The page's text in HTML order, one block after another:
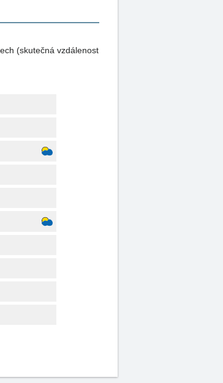
(skutečná vzdálenost